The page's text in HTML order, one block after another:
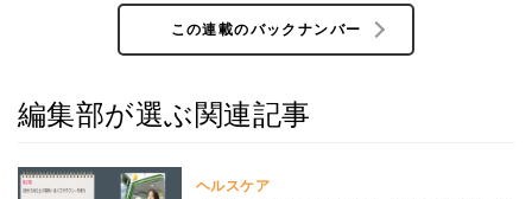
この連載のバックナンバー
編集部が選ぶ関連記事
ヘルスケア